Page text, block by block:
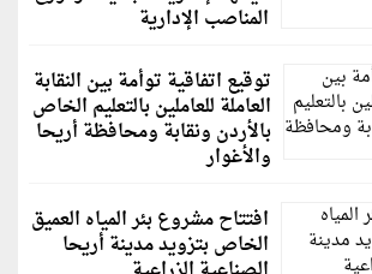
المناصب الإدارية
توقيع اتفاقية توأمة بين النقابة
العاملة للعاملين بالتعليم الخاص
بالأردن ونقابة ومحافظة أريحا
والأغوار
افتتاح مشروع بئر المياه العميق
الخاص بتزويد مدينة أريحا